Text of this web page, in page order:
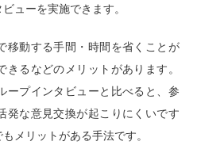
ューを実施できます。
移動する手間・時間を省くことが
るなどのメリットがあります。
ープインタビューと比べると、参
発な意見交換が起こりにくいです
メリットがある手法です。